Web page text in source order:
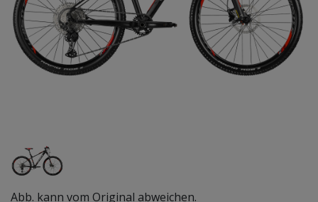
Abb. kann vom Original abweichen.